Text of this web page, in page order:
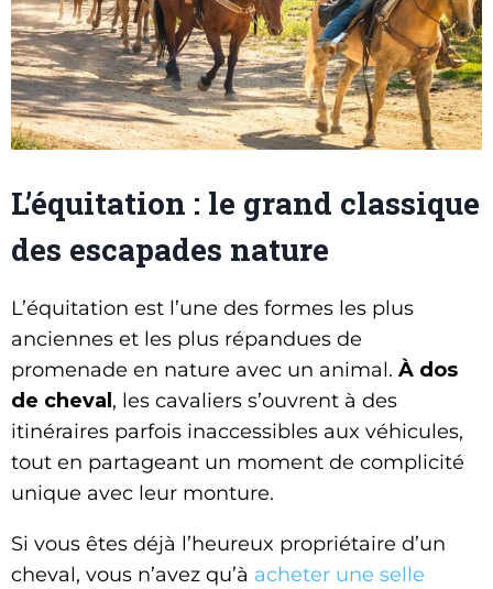
L’équitation : le grand classique
des escapades nature
L’équitation est l’une des formes les plus
anciennes et les plus répandues de
promenade en nature avec un animal. À dos
de cheval , les cavaliers s’ouvrent à des
itinéraires parfois inaccessibles aux véhicules,
tout en partageant un moment de complicité
unique avec leur monture.
Si vous êtes déjà l’heureux propriétaire d’un
cheval, vous n’avez qu’à acheter une selle